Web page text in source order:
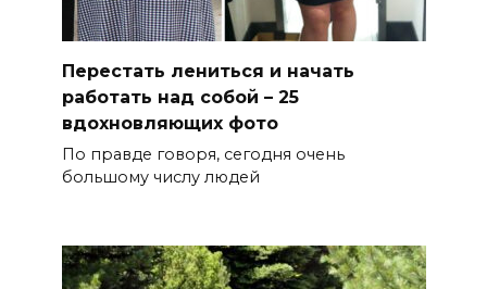
Перестать лениться и начать
работать над собой – 25
вдохновляющих фото
По правде говоря, сегодня очень
большому числу людей